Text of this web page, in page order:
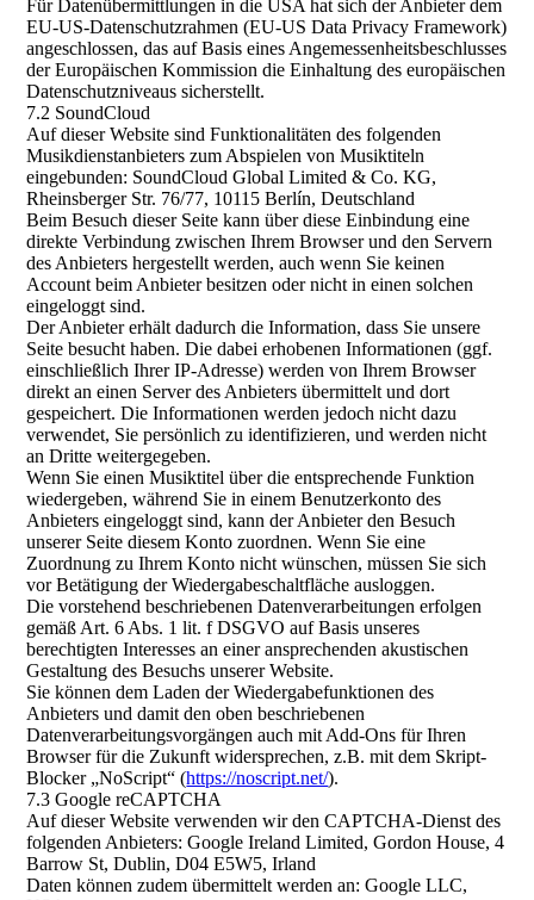
Für Datenübermittlungen in die USA hat sich der Anbieter dem
EU-US-Datenschutzrahmen (EU-US Data Privacy Framework)
angeschlossen, das auf Basis eines Angemessenheitsbeschlusses
der Europäischen Kommission die Einhaltung des europäischen
Datenschutzniveaus sicherstellt.
7.2 SoundCloud
Auf dieser Website sind Funktionalitäten des folgenden
Musikdienstanbieters zum Abspielen von Musiktiteln
eingebunden: SoundCloud Global Limited & Co. KG,
Rheinsberger Str. 76/77, 10115 Berlín, Deutschland
Beim Besuch dieser Seite kann über diese Einbindung eine
direkte Verbindung zwischen Ihrem Browser und den Servern
des Anbieters hergestellt werden, auch wenn Sie keinen
Account beim Anbieter besitzen oder nicht in einen solchen
eingeloggt sind.
Der Anbieter erhält dadurch die Information, dass Sie unsere
Seite besucht haben. Die dabei erhobenen Informationen (ggf.
einschließlich Ihrer IP-Adresse) werden von Ihrem Browser
direkt an einen Server des Anbieters übermittelt und dort
gespeichert. Die Informationen werden jedoch nicht dazu
verwendet, Sie persönlich zu identifizieren, und werden nicht
an Dritte weitergegeben.
Wenn Sie einen Musiktitel über die entsprechende Funktion
wiedergeben, während Sie in einem Benutzerkonto des
Anbieters eingeloggt sind, kann der Anbieter den Besuch
unserer Seite diesem Konto zuordnen. Wenn Sie eine
Zuordnung zu Ihrem Konto nicht wünschen, müssen Sie sich
vor Betätigung der Wiedergabeschaltfläche ausloggen.
Die vorstehend beschriebenen Datenverarbeitungen erfolgen
gemäß Art. 6 Abs. 1 lit. f DSGVO auf Basis unseres
berechtigten Interesses an einer ansprechenden akustischen
Gestaltung des Besuchs unserer Website.
Sie können dem Laden der Wiedergabefunktionen des
Anbieters und damit den oben beschriebenen
Datenverarbeitungsvorgängen auch mit Add-Ons für Ihren
Browser für die Zukunft widersprechen, z.B. mit dem Skript-
Blocker „NoScript“ (https://noscript.net/).
7.3 Google reCAPTCHA
Auf dieser Website verwenden wir den CAPTCHA-Dienst des
folgenden Anbieters: Google Ireland Limited, Gordon House, 4
Barrow St, Dublin, D04 E5W5, Irland
Daten können zudem übermittelt werden an: Google LLC,